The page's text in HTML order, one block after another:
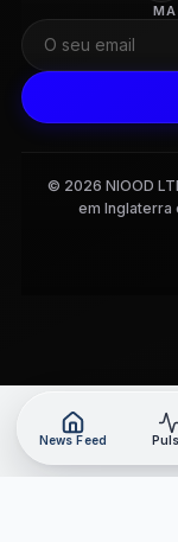
© 2026 NIOOD
em Inglaterra
News Feed